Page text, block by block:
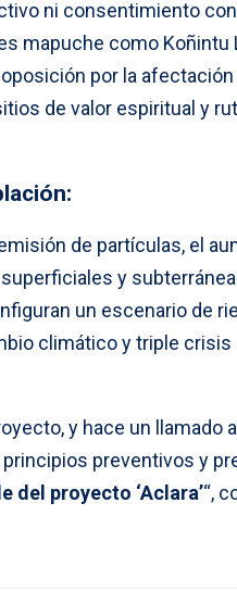
ni consentimiento
mapuche como Koñintu
por la afectación
de valor espiritual y
de partículas, el
y
un escenario de
climático y triple crisis
y hace un llamado
preventivos y
del proyecto ‘Aclara’“,